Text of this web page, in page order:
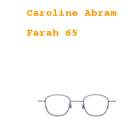
Caroline Abram
Farah 65